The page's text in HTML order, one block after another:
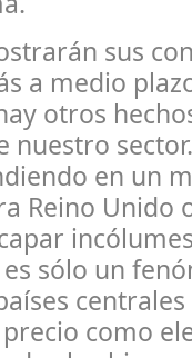
sus
a medio
otros
nuestro
en un
Reino Unido
sólo un
como